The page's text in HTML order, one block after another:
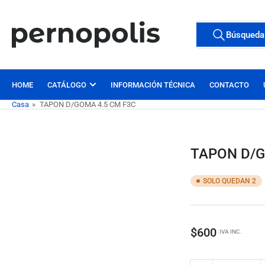
contenido
Todas las
Buscar
productosBúsqueda
HOME CATÁLOGO INFORMACIÓN TÉCNICA CONTACTO
Casa » TAPON D/GOMA 4.5 CM F3C
TAPON D/
SOLO QUEDAN 2
Precio
$600 IVA INC.